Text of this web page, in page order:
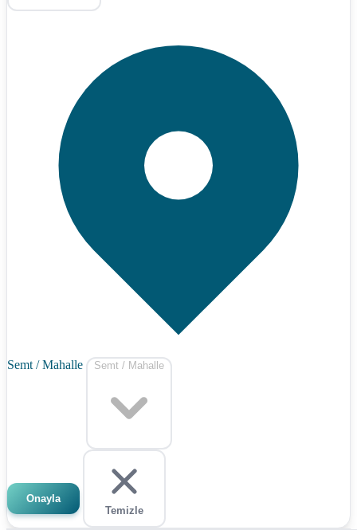
Semt / Mahalle Semt / Mahalle
Onayla
Temizle